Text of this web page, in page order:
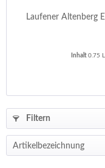
Laufener Altenberg
Inhalt 0.75
Filtern